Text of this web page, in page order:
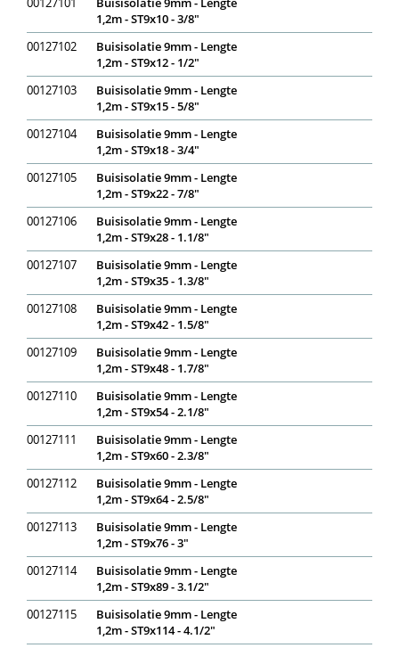
1,2m - ST9x10 - 3/8"
00127102
Buisisolatie 9mm - Lengte
1,2m - ST9x12 - 1/2"
00127103
Buisisolatie 9mm - Lengte
1,2m - ST9x15 - 5/8"
00127104
Buisisolatie 9mm - Lengte
1,2m - ST9x18 - 3/4"
00127105
Buisisolatie 9mm - Lengte
1,2m - ST9x22 - 7/8"
00127106
Buisisolatie 9mm - Lengte
1,2m - ST9x28 - 1.1/8"
00127107
Buisisolatie 9mm - Lengte
1,2m - ST9x35 - 1.3/8"
00127108
Buisisolatie 9mm - Lengte
1,2m - ST9x42 - 1.5/8"
00127109
Buisisolatie 9mm - Lengte
1,2m - ST9x48 - 1.7/8"
00127110
Buisisolatie 9mm - Lengte
1,2m - ST9x54 - 2.1/8"
00127111
Buisisolatie 9mm - Lengte
1,2m - ST9x60 - 2.3/8"
00127112
Buisisolatie 9mm - Lengte
1,2m - ST9x64 - 2.5/8"
00127113
Buisisolatie 9mm - Lengte
1,2m - ST9x76 - 3"
00127114
Buisisolatie 9mm - Lengte
1,2m - ST9x89 - 3.1/2"
00127115
Buisisolatie 9mm - Lengte
1,2m - ST9x114 - 4.1/2"